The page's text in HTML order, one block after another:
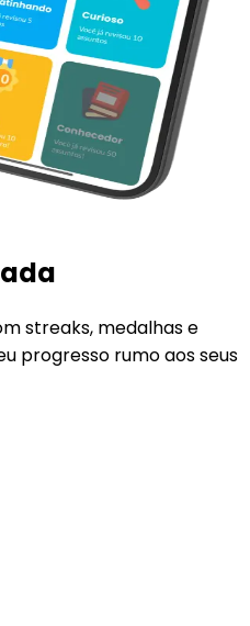
streaks, medalhas e
progresso rumo aos seus